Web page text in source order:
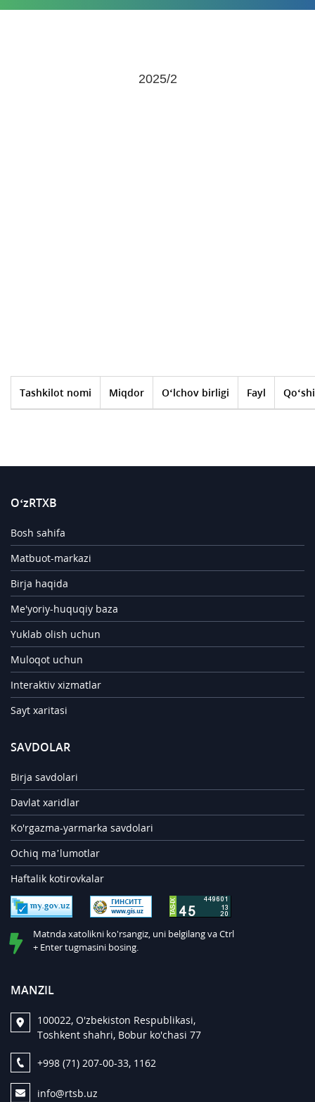
2025/2
Tashkilot nomi Miqdor O‘lchov birligi Fayl
O‘zRTXB
Bosh sahifa
Matbuot-markazi
Birja haqida
Me'yoriy-huquqiy baza
Yuklab olish uchun
Muloqot uchun
Interaktiv xizmatlar
Sayt xaritasi
SAVDOLAR
Birja savdolari
Davlat xaridlar
Ko'rgazma-yarmarka savdolari
Ochiq ma’lumotlar
Haftalik kotirovkalar
Matnda xatolikni ko'rsangiz, uni belgilang va Ctrl
+ Enter tugmasini bosing.
MANZIL
100022, O'zbekiston Respublikasi,
Toshkent shahri, Bobur ko'chasi 77
+998 (71) 207-00-33, 1162
info@rtsb.uz